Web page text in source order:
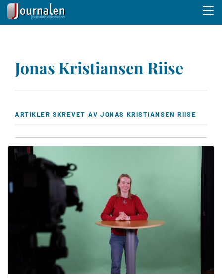
hovedinnhold
Jonas Kristiansen Riise
ARTIKLER SKREVET AV JONAS KRISTIANSEN RIISE